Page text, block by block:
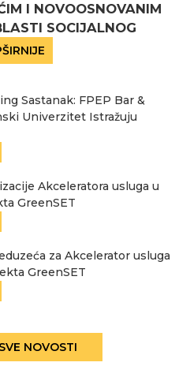
I NOVOOSNOVANIM
SOCIJALNOG
Sastanak: FPEP Bar &
Univerzitet Istražuju
Akceleratora usluga u
GreenSET
za Akcelerator usluga
GreenSET
NOVOSTI